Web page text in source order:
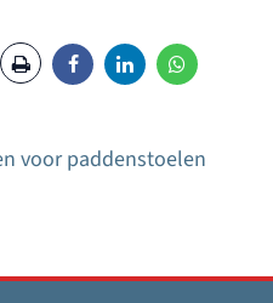
voor paddenstoelen